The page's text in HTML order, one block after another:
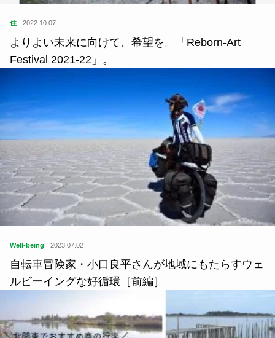
住 2022.10.07
よりよい未来に向けて、希望を。「Reborn-Art
Festival 2021-22」。
Well-being 2023.07.02
自転車冒険家・小口良平さんが地域にもたらすウェ
ルビーイングな好循環［前編］